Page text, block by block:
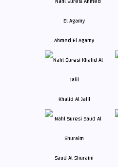
Ahmed El Agamy
Khalid Al Jalil
Saud Al Shuraim